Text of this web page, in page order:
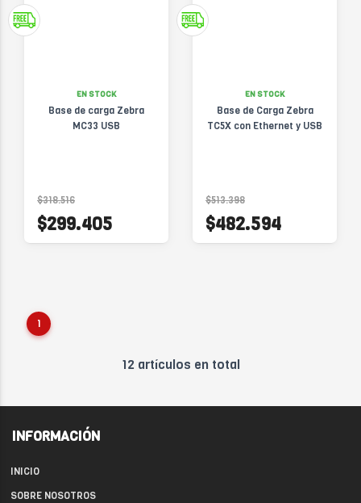
EN STOCK
Base de carga Zebra
MC33 USB
$318.516
$299.405
EN STOCK
Base de Carga Zebra
TC5X con Ethernet y USB
$513.398
$482.594
1
12 artículos en total
INFORMACIÓN
INICIO
SOBRE NOSOTROS